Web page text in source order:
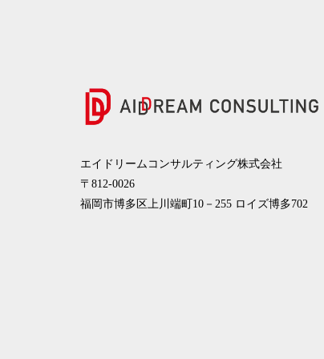
エイドリームコンサルティング株式会社
〒812-0026
福岡市博多区上川端町10－255 ロイズ博多702